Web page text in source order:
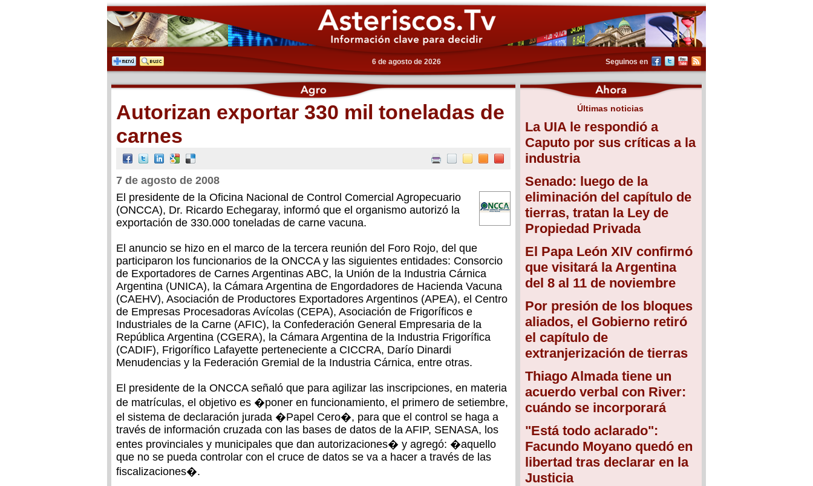
6 de agosto de 2026 Seguinos en
Últimas noticias
La UIA le respondió a
Caputo por sus críticas a la
industria
Senado: luego de la
eliminación del capítulo de
tierras, tratan la Ley de
Propiedad Privada
El Papa León XIV confirmó
que visitará la Argentina
del 8 al 11 de noviembre
Por presión de los bloques
aliados, el Gobierno retiró
el capítulo de
extranjerización de tierras
Thiago Almada tiene un
acuerdo verbal con River:
cuándo se incorporará
"Está todo aclarado":
Facundo Moyano quedó en
libertad tras declarar en la
Justicia
Autorizan exportar 330 mil toneladas de
carnes
7 de agosto de 2008
El presidente de la Oficina Nacional de Control Comercial Agropecuario
(ONCCA), Dr. Ricardo Echegaray, informó que el organismo autorizó la
exportación de 330.000 toneladas de carne vacuna.
El anuncio se hizo en el marco de la tercera reunión del Foro Rojo, del que
participaron los funcionarios de la ONCCA y las siguientes entidades: Consorcio
de Exportadores de Carnes Argentinas ABC, la Unión de la Industria Cárnica
Argentina (UNICA), la Cámara Argentina de Engordadores de Hacienda Vacuna
(CAEHV), Asociación de Productores Exportadores Argentinos (APEA), el Centro
de Empresas Procesadoras Avícolas (CEPA), Asociación de Frigoríficos e
Industriales de la Carne (AFIC), la Confederación General Empresaria de la
República Argentina (CGERA), la Cámara Argentina de la Industria Frigorífica
(CADIF), Frigorífico Lafayette perteneciente a CICCRA, Darío Dinardi
Menudencias y la Federación Gremial de la Industria Cárnica, entre otras.
El presidente de la ONCCA señaló que para agilizar las inscripciones, en materia
de matrículas, el objetivo es �poner en funcionamiento, el primero de setiembre,
el sistema de declaración jurada �Papel Cero�, para que el control se haga a
través de información cruzada con las bases de datos de la AFIP, SENASA, los
entes provinciales y municipales que dan autorizaciones� y agregó: �aquello
que no se pueda controlar con el cruce de datos se va a hacer a través de las
fiscalizaciones�.